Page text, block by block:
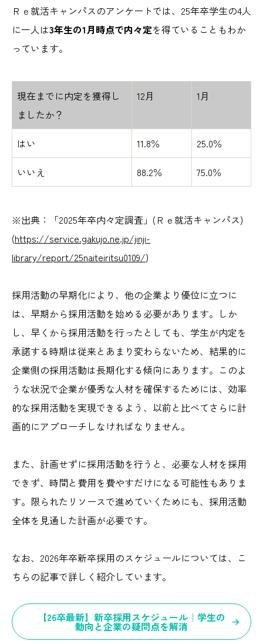
Ｒｅ就活キャンパスのアンケートでは、25年卒学生の4人
に一人は3年生の1月時点で内々定を得ていることもわか
っています。
現在までに内定を獲得し
ましたか？
12月 1月
はい 11.8％ 25.0％
いいえ 88.2％ 75.0％
※出典：「2025年卒内々定調査」(Ｒｅ就活キャンパス)
(https://service.gakujo.ne.jp/jinji-
library/report/25naiteiritsu0109/)
採用活動の早期化により、他の企業より優位に立つに
は、早期から採用活動を始める必要があります。しか
し、早くから採用活動を行ったとしても、学生が内定を
承諾する時期は従来とあまり変わらないため、結果的に
企業側の採用活動は長期化する傾向にあります。このよ
うな状況で企業が優秀な人材を確保するためには、効率
的な採用活動を実現できるよう、以前と比べてさらに計
画的にアプローチしなければなりません。
また、計画せずに採用活動を行うと、必要な人材を採用
できず、時間と費用を費やすだけになる可能性もありま
す。限られたリソースで進めていくためにも、採用活動
全体を見通した計画が必要です。
なお、2026年卒新卒採用のスケジュールについては、こ
ちらの記事で詳しく紹介しています。
【26卒最新】新卒採用スケジュール｜学生の
動向と企業の疑問点を解消